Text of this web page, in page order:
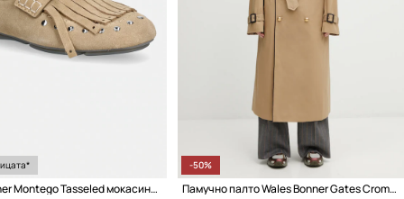
Wales Bonner Montego Tasseled мокасини женски велурени
-50%
Памучно палто Wales Bonner Gates Crombie Coat